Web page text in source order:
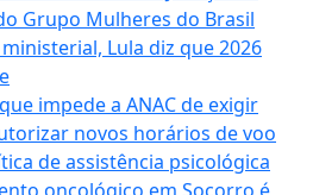
Grupo Mulheres do Brasil
Lula diz que 2026
impede a ANAC de exigir
novos horários de voo
de assistência psicológica